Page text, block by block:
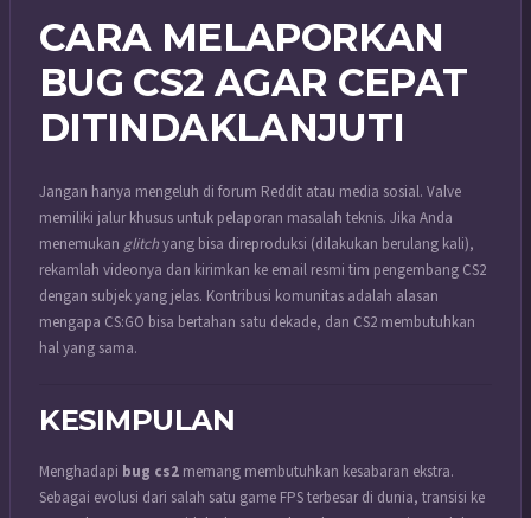
CARA MELAPORKAN
BUG CS2 AGAR CEPAT
DITINDAKLANJUTI
Jangan hanya mengeluh di forum Reddit atau media sosial. Valve
memiliki jalur khusus untuk pelaporan masalah teknis. Jika Anda
menemukan glitchyang bisa direproduksi (dilakukan berulang kali),
rekamlah videonya dan kirimkan ke email resmi tim pengembang CS2
dengan subjek yang jelas. Kontribusi komunitas adalah alasan
mengapa CS:GO bisa bertahan satu dekade, dan CS2 membutuhkan
hal yang sama.
KESIMPULAN
Menghadapi bug cs2 memang membutuhkan kesabaran ekstra.
Sebagai evolusi dari salah satu game FPS terbesar di dunia, transisi ke